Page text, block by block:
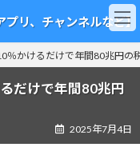
リ、チャンネルなど】
％かけるだけで年間80兆円の
だけで年間80兆円
2025年7月4日